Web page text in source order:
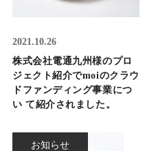
2021.10.26
株式会社電通九州様のプロ
ジェクト紹介でmoiのクラウ
ドファンディング事業につ
い て紹介されました。
お知らせ